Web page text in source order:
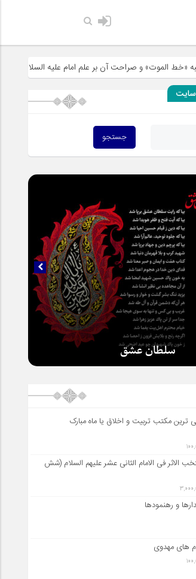
آن بر علم امام علیه السلام به شهادت سخنی در
سلطان عشق
ترین مکتب تربیت و اخلاق یا ماه مبارک
الاثر فی الامام الثانی عشر علیهم السلام (شش
و رهنمودها
های مهدوی